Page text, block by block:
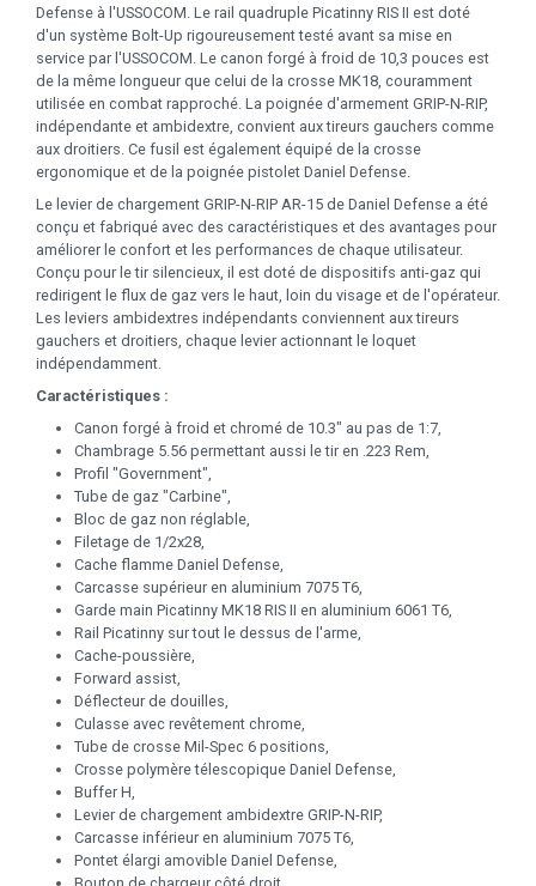
Defense à l'USSOCOM. Le rail quadruple Picatinny RIS II est doté
d'un système Bolt-Up rigoureusement testé avant sa mise en
service par l'USSOCOM. Le canon forgé à froid de 10,3 pouces est
de la même longueur que celui de la crosse MK18, couramment
utilisée en combat rapproché. La poignée d'armement GRIP-N-RIP,
indépendante et ambidextre, convient aux tireurs gauchers comme
aux droitiers. Ce fusil est également équipé de la crosse
ergonomique et de la poignée pistolet Daniel Defense.
Le levier de chargement GRIP-N-RIP AR-15 de Daniel Defense a été
conçu et fabriqué avec des caractéristiques et des avantages pour
améliorer le confort et les performances de chaque utilisateur.
Conçu pour le tir silencieux, il est doté de dispositifs anti-gaz qui
redirigent le flux de gaz vers le haut, loin du visage et de l'opérateur.
Les leviers ambidextres indépendants conviennent aux tireurs
gauchers et droitiers, chaque levier actionnant le loquet
indépendamment.
Caractéristiques :
Canon forgé à froid et chromé de 10.3" au pas de 1:7,
Chambrage 5.56 permettant aussi le tir en .223 Rem,
Profil "Government",
Tube de gaz "Carbine",
Bloc de gaz non réglable,
Filetage de 1/2x28,
Cache flamme Daniel Defense,
Carcasse supérieur en aluminium 7075 T6,
Garde main Picatinny MK18 RIS II en aluminium 6061 T6,
Rail Picatinny sur tout le dessus de l'arme,
Cache-poussière,
Forward assist,
Déflecteur de douilles,
Culasse avec revêtement chrome,
Tube de crosse Mil-Spec 6 positions,
Crosse polymère télescopique Daniel Defense,
Buffer H,
Levier de chargement ambidextre GRIP-N-RIP,
Carcasse inférieur en aluminium 7075 T6,
Pontet élargi amovible Daniel Defense,